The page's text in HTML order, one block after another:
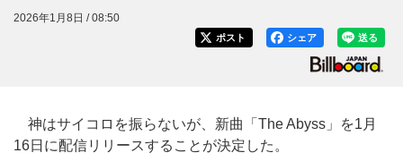
2026年1月8日 / 08:50
送る
シェア
ポスト
神はサイコロを振らないが、新曲「The Abyss」を1月
16日に配信リリースすることが決定した。